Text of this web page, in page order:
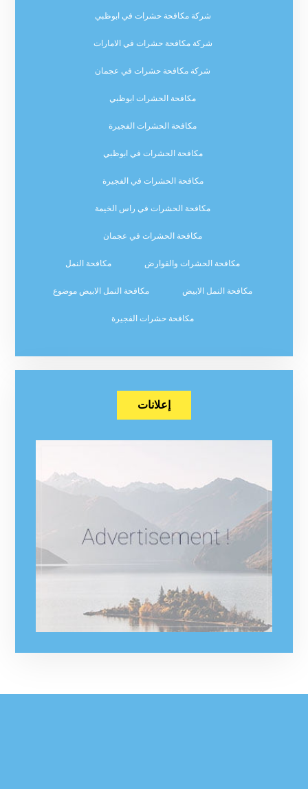
شركة مكافحة حشرات في ابوظبي
شركة مكافحة حشرات في الامارات
شركة مكافحة حشرات في عجمان
مكافحة الحشرات ابوظبي
مكافحة الحشرات الفجيرة
مكافحة الحشرات في ابوظبي
مكافحة الحشرات في الفجيرة
مكافحة الحشرات في راس الخيمة
مكافحة الحشرات في عجمان
مكافحة الحشرات والقوارض مكافحة النمل
مكافحة النمل الابيض مكافحة النمل الابيض موضوع
مكافحة حشرات الفجيرة
إعلانات